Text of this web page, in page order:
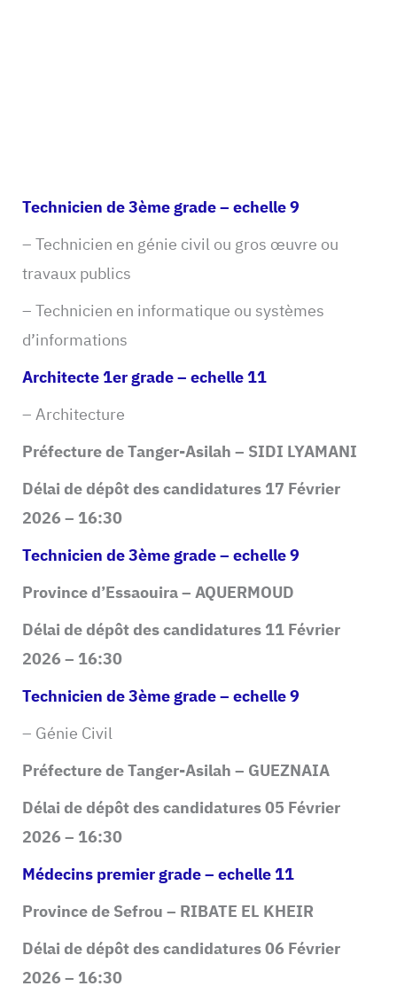
Technicien de 3ème grade – echelle 9
– Technicien en génie civil ou gros œuvre ou
travaux publics
– Technicien en informatique ou systèmes
d’informations
Architecte 1er grade – echelle 11
– Architecture
Préfecture de Tanger-Asilah – SIDI LYAMANI
Délai de dépôt des candidatures 17 Février
2026 – 16:30
Technicien de 3ème grade – echelle 9
Province d’Essaouira – AQUERMOUD
Délai de dépôt des candidatures 11 Février
2026 – 16:30
Technicien de 3ème grade – echelle 9
– Génie Civil
Préfecture de Tanger-Asilah – GUEZNAIA
Délai de dépôt des candidatures 05 Février
2026 – 16:30
Médecins premier grade – echelle 11
Province de Sefrou – RIBATE EL KHEIR
Délai de dépôt des candidatures 06 Février
2026 – 16:30